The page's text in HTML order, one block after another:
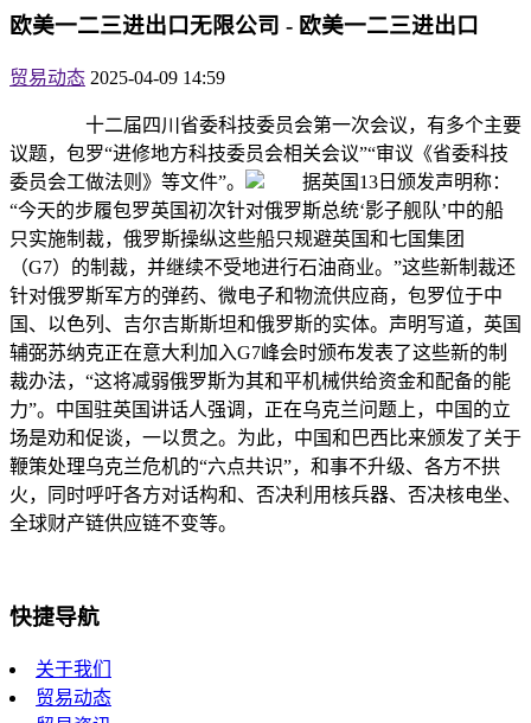
欧美一二三进出口无限公司 - 欧美一二三进出口
贸易动态 2025-04-09 14:59
十二届四川省委科技委员会第一次会议，有多个主要
议题，包罗“进修地方科技委员会相关会议”“审议《省委科技
委员会工做法则》等文件”。
据英国13日颁发声明称：
“今天的步履包罗英国初次针对俄罗斯总统‘影子舰队’中的船
只实施制裁，俄罗斯操纵这些船只规避英国和七国集团
（G7）的制裁，并继续不受地进行石油商业。”这些新制裁还
针对俄罗斯军方的弹药、微电子和物流供应商，包罗位于中
国、以色列、吉尔吉斯斯坦和俄罗斯的实体。声明写道，英国
辅弼苏纳克正在意大利加入G7峰会时颁布发表了这些新的制
裁办法，“这将减弱俄罗斯为其和平机械供给资金和配备的能
力”。中国驻英国讲话人强调，正在乌克兰问题上，中国的立
场是劝和促谈，一以贯之。为此，中国和巴西比来颁发了关于
鞭策处理乌克兰危机的“六点共识”，和事不升级、各方不拱
火，同时呼吁各方对话构和、否决利用核兵器、否决核电坐、
全球财产链供应链不变等。
快捷导航
关于我们
贸易动态